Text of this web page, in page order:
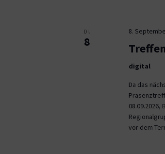
DI.
8
8.
digital
Da das
08.09.2026,
vor dem